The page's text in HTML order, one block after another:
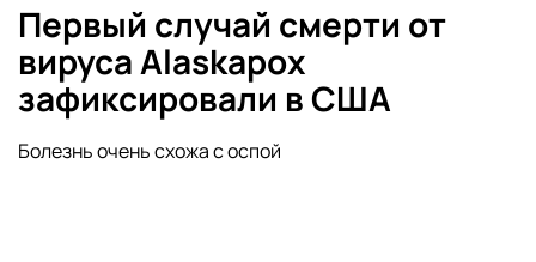
Первый случай смерти от
вируса Alaskapox
зафиксировали в США
Болезнь очень схожа с оспой